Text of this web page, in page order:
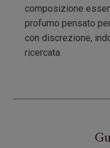
composizione
profumo pensato
con discrezione,
ricercata.